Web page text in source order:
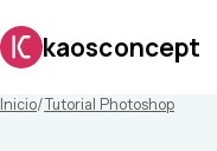
kaosconcept
Inicio/Tutorial Photoshop